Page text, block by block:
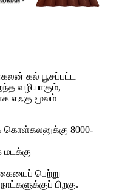
கல் பூசப்பட்ட
வழியாகும்,
எஃகு மூலம்
கொள்கலனுக்கு 8000-
மடக்கு
பெற்று
பிறகு.